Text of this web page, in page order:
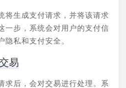
将生成支付请求，并将该请求
一步，系统会对用户的支付信
隐私和支付安全。
易
求后，会对交易进行处理。系